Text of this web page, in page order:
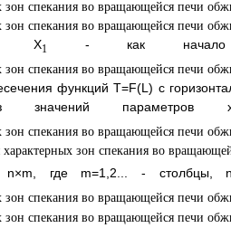
Х1
- как начало
функций Т=F(L) с
значений параметров
n×m, где m=1,2... -